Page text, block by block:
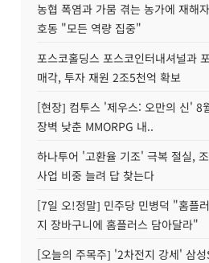
농협 폭염과 가뭄 겪는 농가에 재해
호동 "모든 역량 집중"
포스코홀딩스 포스코인터내셔널과
매각, 투자 재원 2조5천억 확보
[현장] 컴투스 '제우스: 오만의 신' 8
장벽 낮춘 MMORPG 내..
하나투어 '고환율 기조' 극복 절실,
사업 비중 늘려 답 찾는다
[7일 오!정말] 민주당 민병덕 "홈플
지 장바구니에 홈플러스 담아달라"
[오늘의 주목주] '2차전지 강세' 삼